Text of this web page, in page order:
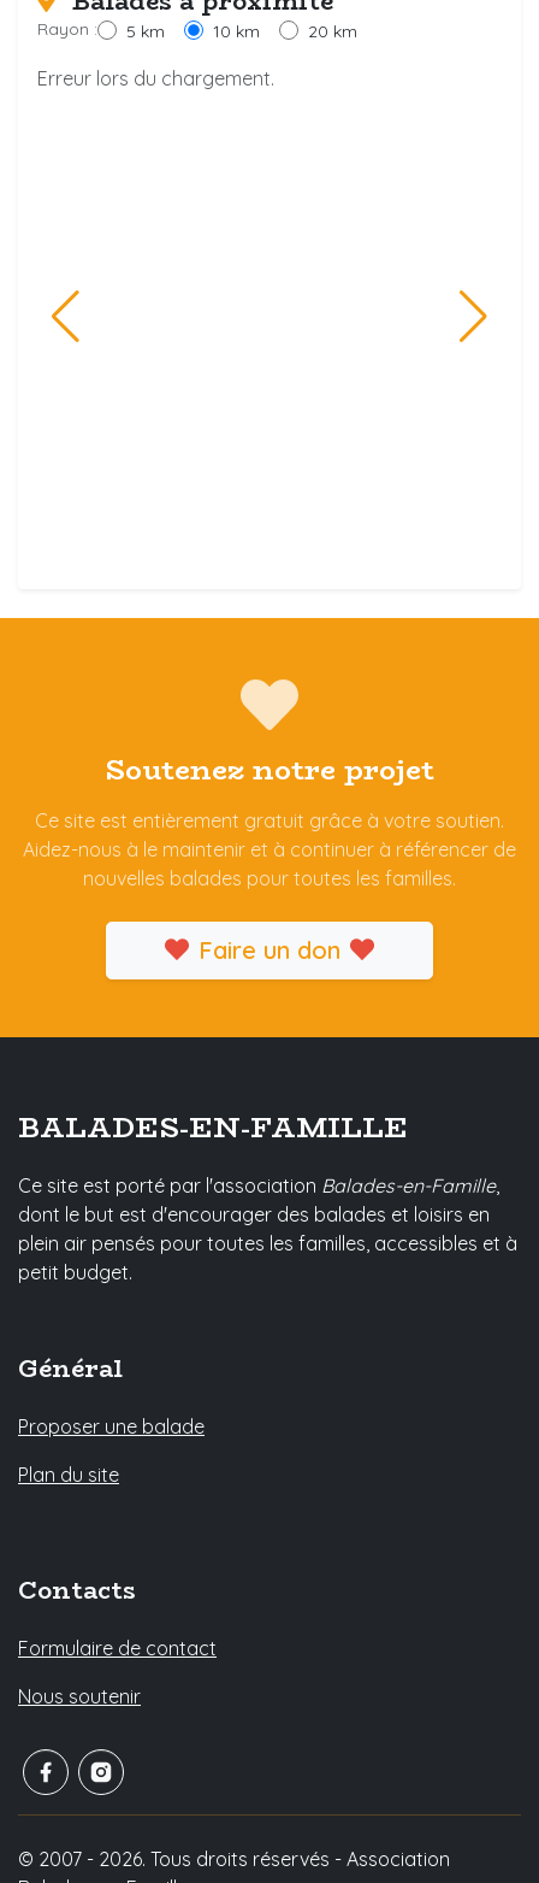
Rayon : 5 km 10 km 20 km
Erreur lors du chargement.
Soutenez notre projet
Ce site est entièrement gratuit grâce à votre soutien.
Aidez-nous à le maintenir et à continuer à référencer de
nouvelles balades pour toutes les familles.
Faire un don
BALADES-EN-FAMILLE
Ce site est porté par l'association Balades-en-Famille,
dont le but est d'encourager des balades et loisirs en
plein air pensés pour toutes les familles, accessibles et à
petit budget.
Général
Proposer une balade
Plan du site
Contacts
Formulaire de contact
Nous soutenir
© 2007 - 2026. Tous droits réservés - Association